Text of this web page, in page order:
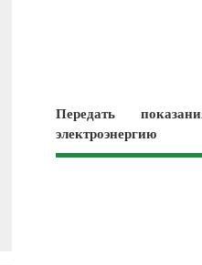
Передать
электроэнергию